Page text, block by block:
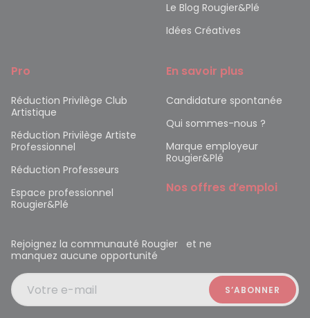
Le Blog Rougier&Plé
Idées Créatives
Pro
Réduction Privilège Club
Artistique
Réduction Privilège Artiste
Professionnel
Réduction Professeurs
Espace professionnel
Rougier&Plé
En savoir plus
Candidature spontanée
Qui sommes-nous ?
Marque employeur
Rougier&Plé
Nos offres d’emploi
Rejoignez la communauté Rougier et ne
manquez aucune opportunité
Votre e-mail